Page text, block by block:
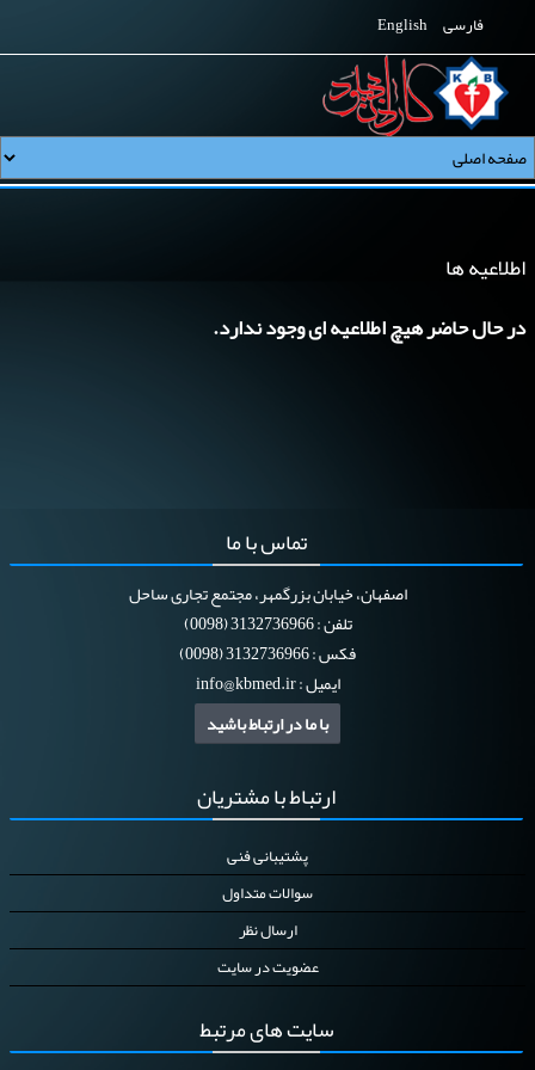
فارسی English
اطلاعیه ها
در حال حاضر هیچ اطلاعیه ای وجود ندارد.
تماسبا ما
اصفهان، خیابان بزرگمهر، مجتمع تجاری ساحل
تلفن : 3132736966 (0098)
فکس : 3132736966 (0098)
ایمیل :info@kbmed.ir
با ما در ارتباط باشید
ارتباطبا مشتریان
پشتیبانی فنی
سوالات متداول
ارسال نظر
عضویت در سایت
سایتهای مرتبط